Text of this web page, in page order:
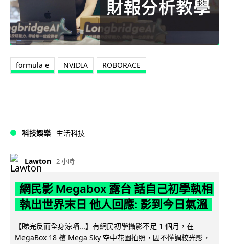
formula e NVIDIA ROBORACE
科技娛樂 生活科技
Lawton 2 小時
網民影 Megabox 露台 話自己初學執相
執出世界末日 他人回應: 影到今日氣溫
【睇完反而全身涼哂...】有網民初學攝影不足 1 個月，在
MegaBox 18 樓 Mega Sky 空中花園拍照，因不懂調校光影，